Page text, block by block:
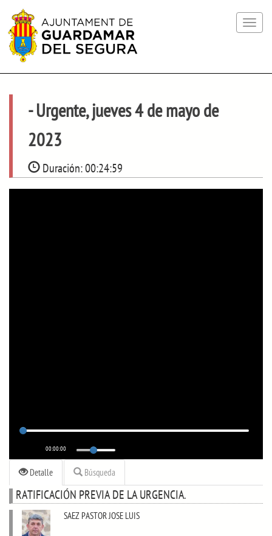
Toggle
- Urgente, jueves 4 de mayo de
2023
Duración:00:24:59
00:00:00
Detalle Búsqueda
RATIFICACIÓN PREVIA DE LA URGENCIA.
SAEZ PASTOR JOSE LUIS